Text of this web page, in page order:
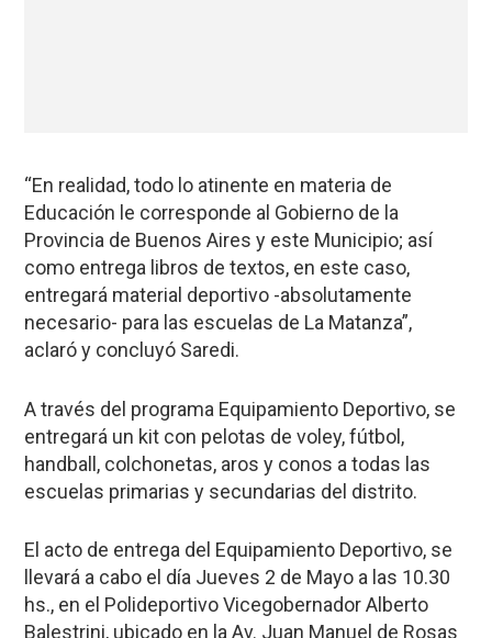
“En realidad, todo lo atinente en materia de
Educación le corresponde al Gobierno de la
Provincia de Buenos Aires y este Municipio; así
como entrega libros de textos, en este caso,
entregará material deportivo -absolutamente
necesario- para las escuelas de La Matanza”,
aclaró y concluyó Saredi.
A través del programa Equipamiento Deportivo, se
entregará un kit con pelotas de voley, fútbol,
handball, colchonetas, aros y conos a todas las
escuelas primarias y secundarias del distrito.
El acto de entrega del Equipamiento Deportivo, se
llevará a cabo el día Jueves 2 de Mayo a las 10.30
hs., en el Polideportivo Vicegobernador Alberto
Balestrini, ubicado en la Av. Juan Manuel de Rosas